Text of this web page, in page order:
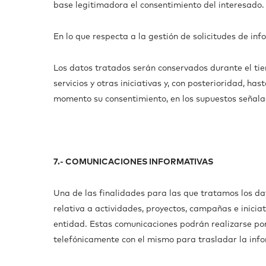
base legitimadora el consentimiento del interesado.
En lo que respecta a la gestión de solicitudes de
Los datos tratados serán conservados durante el
servicios y otras iniciativas y, con posterioridad,
momento su consentimiento, en los supuestos
7.- COMUNICACIONES INFORMATIVAS
Una de las finalidades para las que tratamos los
relativa a actividades, proyectos, campañas e
entidad. Estas comunicaciones podrán realizarse
telefónicamente con el mismo para trasladar la